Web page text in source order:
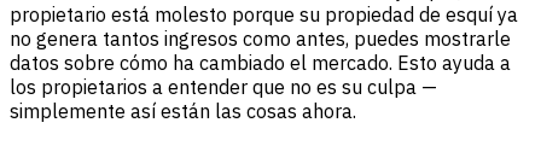
propietario está molesto porque su propiedad de esquí ya
no genera tantos ingresos como antes, puedes mostrarle
datos sobre cómo ha cambiado el mercado. Esto ayuda a
los propietarios a entender que no es su culpa —
simplemente así están las cosas ahora.